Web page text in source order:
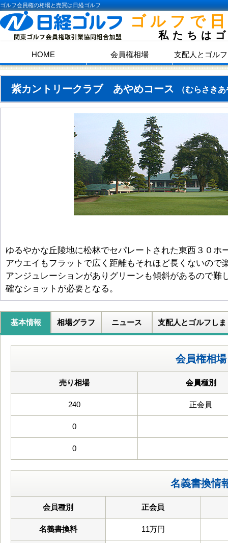
ゴルフ会員権の相場と売買は日経ゴルフ
ゴルフで
私たちは
HOME 会員権相場 支配人とゴル
紫カントリークラブ あやめコース （むらさき
ゆるやかな丘陵地に松林でセパレートされた東西３０ホ
アウエイもフラットで広く距離もそれほど長くないので
アンジュレーションがありグリーンも傾斜があるので難
確なショットが必要となる。
基本情報 相場グラフ ニュース 支配人とゴルフしま
会員権相場
売り相場 会員種別
240 正会員
0
0
名義書換情
会員種別 正会員
名義書換料 11万円